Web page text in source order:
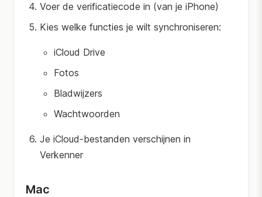
Voer de verificatiecode in (van je iPhone)
Kies welke functies je wilt synchroniseren:
iCloud Drive
Fotos
Bladwijzers
Wachtwoorden
Je iCloud-bestanden verschijnen in
Verkenner
Mac